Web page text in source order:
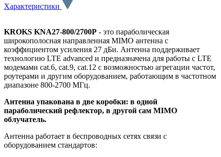
Характеристики
KROKS KNA27-800/2700P - это параболическая
широкополосная направленная MIMO антенна с
коэффициентом усиления 27 дБи. Антенна поддерживает
технологию LTE advanced и предназначена для работы с LTE
модемами cat.6, cat.9, cat.12 с возможностью агрегации частот,
роутерами и другим оборудованием, работающим в частотном
диапазоне 800-2700 МГц.
Антенна упакована в две коробки: в одной
параболический рефлектор, в другой сам MIMO
облучатель.
Антенна работает в беспроводных сетях связи с
оборудованием стандартов: